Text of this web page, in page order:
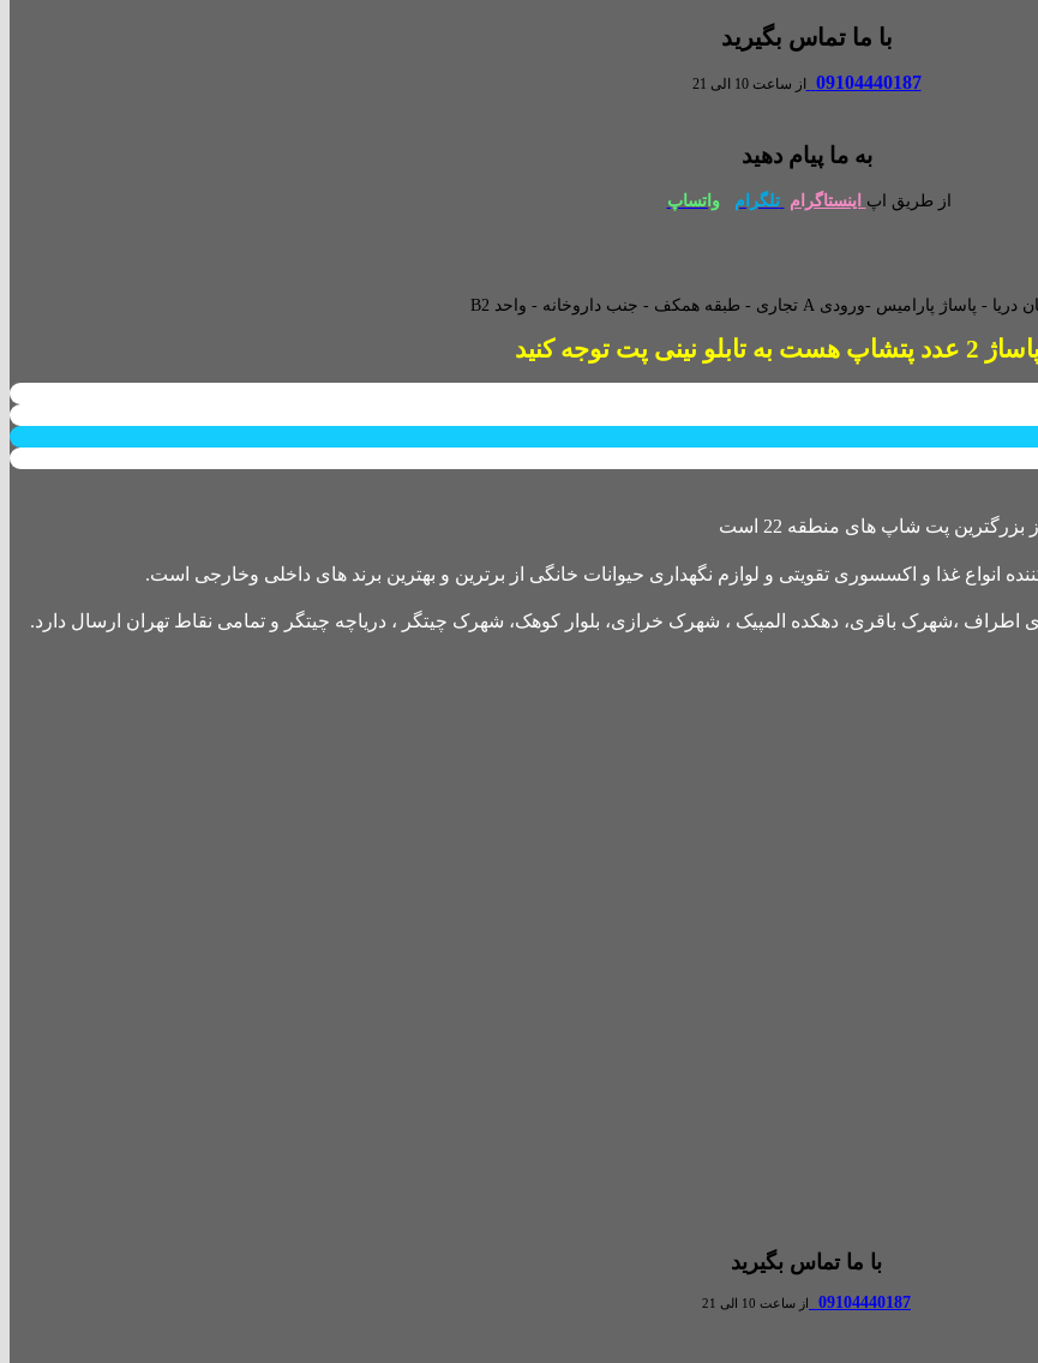
با ما تماس بگیرید
09104440187 از ساعت 10 الی 21
به ما پیام دهید
از طریق اپ اینستاگرام تلگرام واتساپ
طبقه همکف - جنب داروخانه - واحد B2
نینی پت توجه کنید
غذا و اکسسوری تقویتی و لوازم نگهداری حیوانات خانگی از برترین و بهترین برند های داخلی وخارجی است.
با ما تماس بگیرید
09104440187 از ساعت 10 الی 21